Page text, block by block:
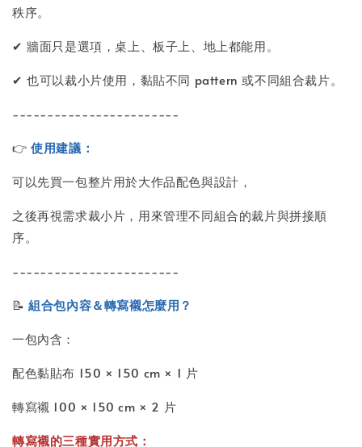
秩序。
✔ 牆面只是選項，桌上、板子上、地上都能用。
✔ 也可以裁小片使用，黏貼不同 pattern 或不同組合裁片。
------------------------
👉 使用建議：
可以先買一包整片用於大作品配色與設計，
之後再視需求裁小片，用來管理不同組合的裁片與拼接順
序。
------------------------
📝組合包內容＆轉寫襯怎麼用？
一包內含：
配色黏貼布 150 × 150 cm × 1 片
轉寫襯 100 × 150 cm × 2 片
轉寫襯的三種實用方式：